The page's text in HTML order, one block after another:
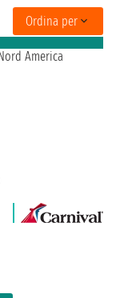
Ordina per